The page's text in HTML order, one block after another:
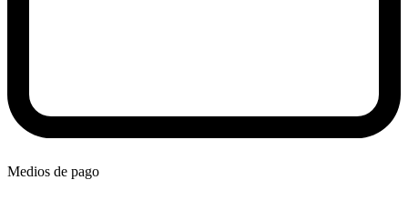
Medios de pago